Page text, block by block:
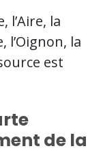
l’Aire, la
l’Oignon, la
est
de la